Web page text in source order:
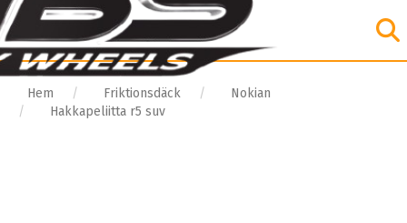
Hem Friktionsdäck
Nokian
Hakkapeliitta r5 suv